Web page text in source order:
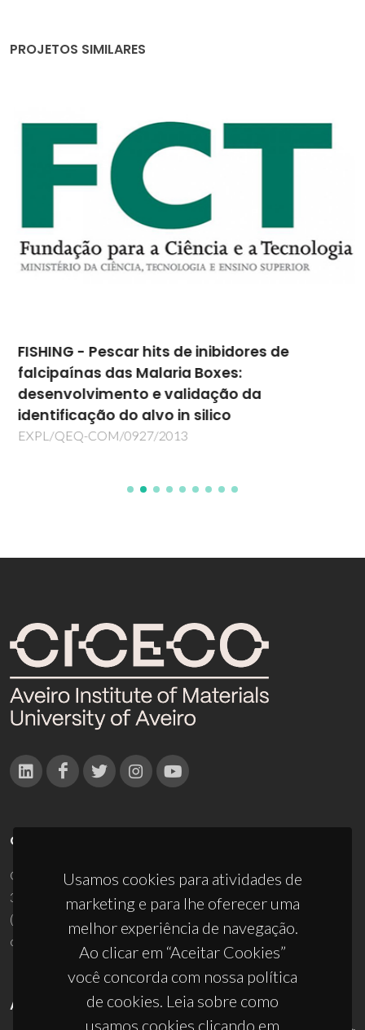
PROJETOS SIMILARES
FISHING - Pescar hits de inibidores de
falcipaínas das Malaria Boxes:
desenvolvimento e validação da
identificação do alvo in silico
EXPL/QEQ-COM/0927/2013
Usamos cookies para atividades de
marketing e para lhe oferecer uma
melhor experiência de navegação.
Ao clicar em “Aceitar Cookies”
você concorda com nossa política
de cookies. Leia sobre como
usamos cookies clicando em
CONTACTOS
Campus Universitário de Santiago
3810-193 Aveiro - Portugal
(+351) 234 370 200
ciceco@ua.pt
APOIOS